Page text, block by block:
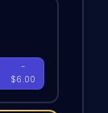
-
$6.00